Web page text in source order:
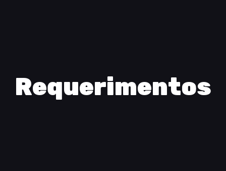
Requerimentos